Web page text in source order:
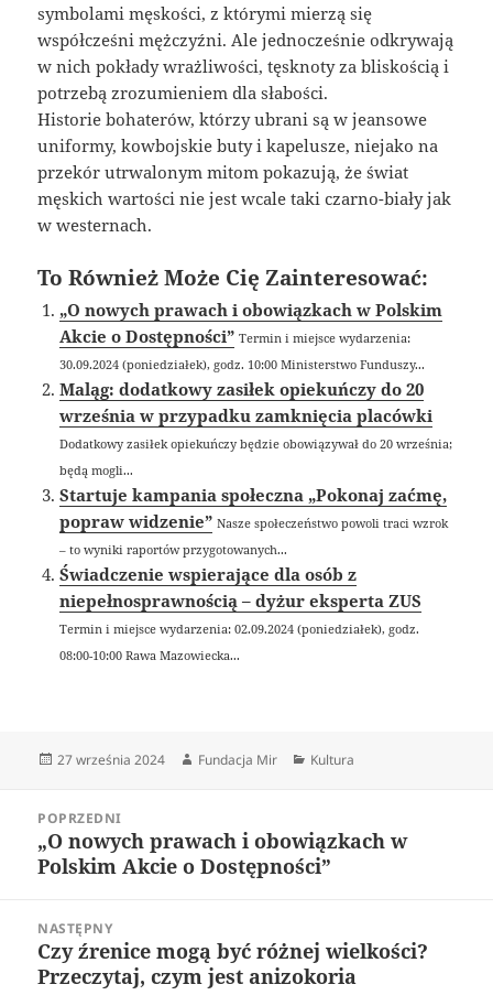
symbolami męskości, z którymi mierzą się
współcześni mężczyźni. Ale jednocześnie odkrywają
w nich pokłady wrażliwości, tęsknoty za bliskością i
potrzebą zrozumieniem dla słabości.
Historie bohaterów, którzy ubrani są w jeansowe
uniformy, kowbojskie buty i kapelusze, niejako na
przekór utrwalonym mitom pokazują, że świat
męskich wartości nie jest wcale taki czarno-biały jak
w westernach.
To Również Może Cię Zainteresować:
„O nowych prawach i obowiązkach w Polskim
Akcie o Dostępności” Termin i miejsce wydarzenia:
30.09.2024 (poniedziałek), godz. 10:00 Ministerstwo Funduszy...
Maląg: dodatkowy zasiłek opiekuńczy do 20
września w przypadku zamknięcia placówki
Dodatkowy zasiłek opiekuńczy będzie obowiązywał do 20 września;
będą mogli...
Startuje kampania społeczna „Pokonaj zaćmę,
popraw widzenie” Nasze społeczeństwo powoli traci wzrok
– to wyniki raportów przygotowanych...
Świadczenie wspierające dla osób z
niepełnosprawnością – dyżur eksperta ZUS
Termin i miejsce wydarzenia: 02.09.2024 (poniedziałek), godz.
08:00-10:00 Rawa Mazowiecka...
Data
27 września 2024 Autor
Fundacja Mir Kategorie
Kultura
wpisuPOPRZEDNI
Poprzedni
wpis:
„O nowych prawach i obowiązkach w
Polskim Akcie o Dostępności”
NASTĘPNY
Następny
wpis:
Czy źrenice mogą być różnej wielkości?
Przeczytaj, czym jest anizokoria